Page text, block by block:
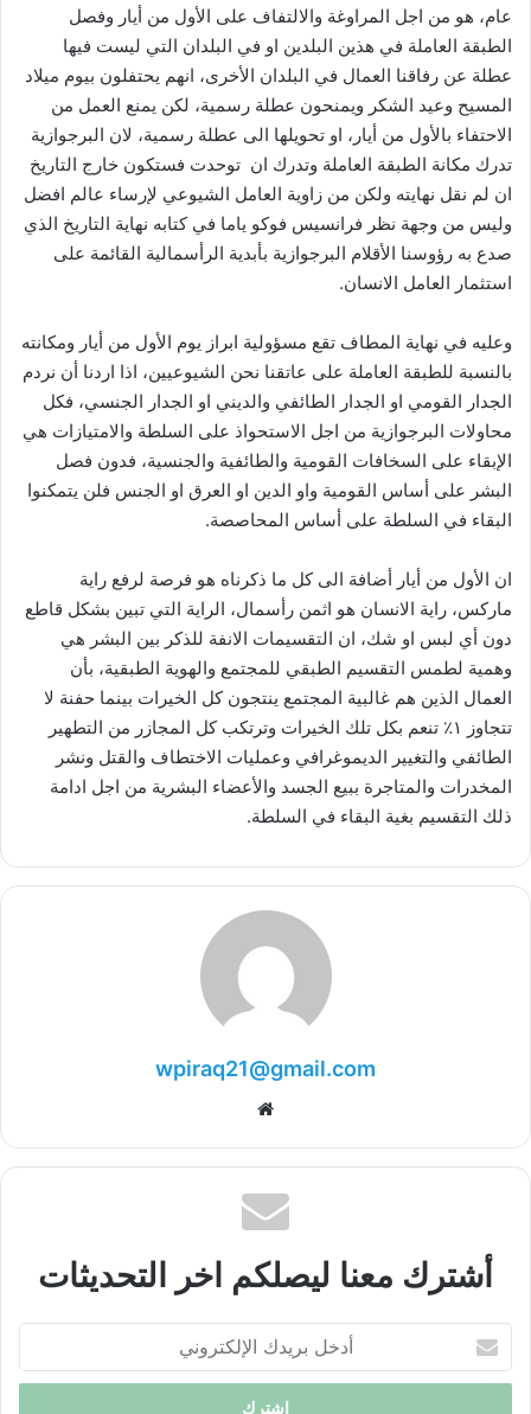
عام، هو من اجل المراوغة والالتفاف على الأول من أيار وفصل
الطبقة العاملة في هذين البلدين او في البلدان التي ليست فيها
عطلة عن رفاقنا العمال في البلدان الأخرى، انهم يحتفلون بيوم ميلاد
المسيح وعيد الشكر ويمنحون عطلة رسمية، لكن يمنع العمل من
الاحتفاء بالأول من أيار، او تحويلها الى عطلة رسمية، لان البرجوازية
تدرك مكانة الطبقة العاملة وتدرك ان توحدت فستكون خارج التاريخ
ان لم نقل نهايته ولكن من زاوية العامل الشيوعي لإرساء عالم افضل
وليس من وجهة نظر فرانسيس فوكو ياما في كتابه نهاية التاريخ الذي
صدع به رؤوسنا الأقلام البرجوازية بأبدية الرأسمالية القائمة على
استثمار العامل الانسان.
وعليه في نهاية المطاف تقع مسؤولية ابراز يوم الأول من أيار ومكانته
بالنسبة للطبقة العاملة على عاتقنا نحن الشيوعيين، اذا اردنا أن نردم
الجدار القومي او الجدار الطائفي والديني او الجدار الجنسي، فكل
محاولات البرجوازية من اجل الاستحواذ على السلطة والامتيازات هي
الإبقاء على السخافات القومية والطائفية والجنسية، فدون فصل
البشر على أساس القومية واو الدين او العرق او الجنس فلن يتمكنوا
البقاء في السلطة على أساس المحاصصة.
ان الأول من أيار أضافة الى كل ما ذكرناه هو فرصة لرفع راية
ماركس، راية الانسان هو اثمن رأسمال، الراية التي تبين بشكل قاطع
دون أي لبس او شك، ان التقسيمات الانفة للذكر بين البشر هي
وهمية لطمس التقسيم الطبقي للمجتمع والهوية الطبقية، بأن
العمال الذين هم غالبية المجتمع ينتجون كل الخيرات بينما حفنة لا
تتجاوز ١٪ تنعم بكل تلك الخيرات وترتكب كل المجازر من التطهير
الطائفي والتغيير الديموغرافي وعمليات الاختطاف والقتل ونشر
المخدرات والمتاجرة ببيع الجسد والأعضاء البشرية من اجل ادامة
ذلك التقسيم بغية البقاء في السلطة.
wpiraq21@gmail.com
أشترك معنا ليصلكم اخر التحديثات
بريدك
الإلكتروني